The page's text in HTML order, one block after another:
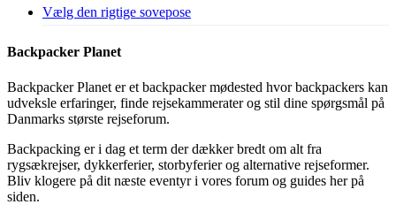
Vælg den rigtige sovepose
Backpacker Planet
Backpacker Planet er et backpacker mødested hvor backpackers kan
udveksle erfaringer, finde rejsekammerater og stil dine spørgsmål på
Danmarks største rejseforum.
Backpacking er i dag et term der dækker bredt om alt fra
rygsækrejser, dykkerferier, storbyferier og alternative rejseformer.
Bliv klogere på dit næste eventyr i vores forum og guides her på
siden.